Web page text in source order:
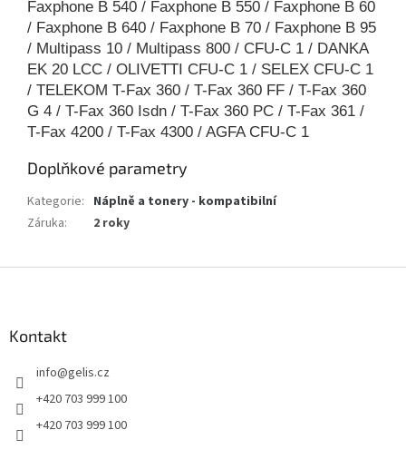
Faxphone B 540 / Faxphone B 550 / Faxphone B 60
/ Faxphone B 640 / Faxphone B 70 / Faxphone B 95
/ Multipass 10 / Multipass 800 / CFU-C 1 / DANKA
EK 20 LCC / OLIVETTI CFU-C 1 / SELEX CFU-C 1
/ TELEKOM T-Fax 360 / T-Fax 360 FF / T-Fax 360
G 4 / T-Fax 360 Isdn / T-Fax 360 PC / T-Fax 361 /
T-Fax 4200 / T-Fax 4300 / AGFA CFU-C 1
Doplňkové parametry
Kategorie: Náplně a tonery - kompatibilní
Záruka: 2 roky
Kontakt
info@gelis.cz
+420 703 999 100
+420 703 999 100